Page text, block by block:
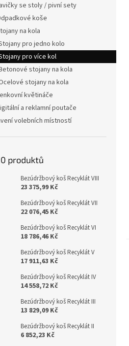
se stoly / pivní sety
koše
na kola
pro jedno kolo
pro více kol
stojany na kola
stojany na kola
květináče
a reklamní poutače
volebních místností
produktů
Bezúdržbový koš Recyklát VIII
23 375,99 Kč
Bezúdržbový koš Recyklát VII
22 076,45 Kč
Bezúdržbový koš Recyklát VI
18 786,46 Kč
Bezúdržbový koš Recyklát V
17 911,63 Kč
Bezúdržbový koš Recyklát IV
14 558,72 Kč
Bezúdržbový koš Recyklát III
13 829,09 Kč
Bezúdržbový koš Recyklát II
6 852,23 Kč